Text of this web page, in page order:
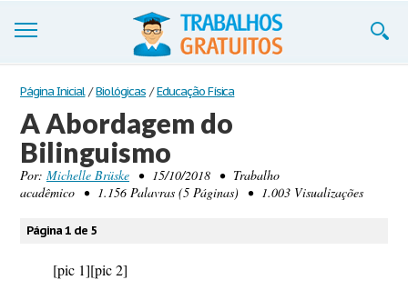
Trabalhos
Cadastre-se
Entre
Blog
Contate-nos
Página Inicial / Biológicas / Educação Física
A Abordagem do
Bilinguismo
Por: Michelle Brüske • 15/10/2018 • Trabalho
acadêmico • 1.156 Palavras (5 Páginas) • 1.003 Visualizações
Página 1 de 5
[pic 1][pic 2]